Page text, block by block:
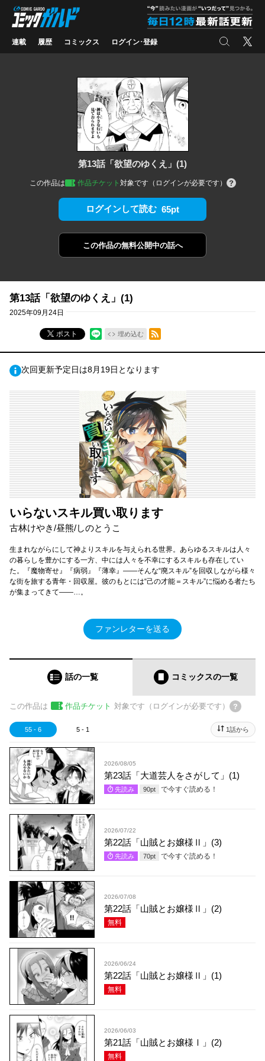
コミックガルド
連載 履歴 コミックス ログイン･登録 検索 X
第13話「欲望のゆくえ」(1)
この作品は 作品チケット 対象です（ログインが必要です）
ログインして読む 65pt
この作品の無料公開中の話へ
第13話「欲望のゆくえ」(1)
2025年09月24日
ポスト 埋め込む
RSSフィード
次回更新予定日は8月19日となります
いらないスキル買い取ります
古林けやき/昼熊/しのとうこ
生まれながらにして神よりスキルを与えられる世界。あらゆるスキルは人々
の暮らしを豊かにする一方、中には人々を不幸にするスキルも存在してい
た。『魔物寄せ』『病弱』『薄幸』――そんな“廃スキル”を回収しながら様々
な街を旅する青年・回収屋。彼のもとには“己の才能＝スキル”に悩める者たち
が集まってきて――…。
ファンレターを送る
話の一覧 コミックスの一覧
この作品は 作品チケット 対象です（ログインが必要です）
55 - 6 5 - 1 1話から
2026/08/05
第23話「大道芸人をさがして」(1)
先読み 90pt で今すぐ読める！
2026/07/22
第22話「山賊とお嬢様Ⅱ」(3)
先読み 70pt で今すぐ読める！
2026/07/08
第22話「山賊とお嬢様Ⅱ」(2)
無料
2026/06/24
第22話「山賊とお嬢様Ⅱ」(1)
無料
2026/06/03
第21話「山賊とお嬢様Ⅰ」(2)
無料